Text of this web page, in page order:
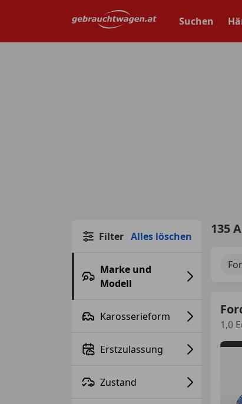
Suchen
Filter Alles löschen
Marke und
Modell
Karosserieform
Erstzulassung
Zustand
135
1,0